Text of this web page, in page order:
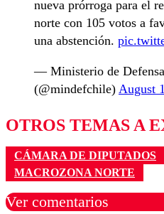
nueva prórroga para el
norte con 105 votos a
una abstención.
— Ministerio de
(@mindefchile) August
OTROS TEMAS A
CÁMARA DE DIPUTADOS
MACROZONA NORTE
Ver comentarios